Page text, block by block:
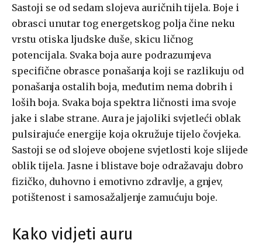
Sastoji se od sedam slojeva auričnih tijela. Boje i
obrasci unutar tog energetskog polja čine neku
vrstu otiska ljudske duše, skicu ličnog
potencijala. Svaka boja aure podrazumjeva
specifične obrasce ponašanja koji se razlikuju od
ponašanja ostalih boja, međutim nema dobrih i
loših boja. Svaka boja spektra ličnosti ima svoje
jake i slabe strane. Aura je jajoliki svjetleći oblak
pulsirajuće energije koja okružuje tijelo čovjeka.
Sastoji se od slojeve obojene svjetlosti koje slijede
oblik tijela. Jasne i blistave boje odražavaju dobro
fizičko, duhovno i emotivno zdravlje, a gnjev,
potištenost i samosažaljenje zamućuju boje.
Kako vidjeti auru